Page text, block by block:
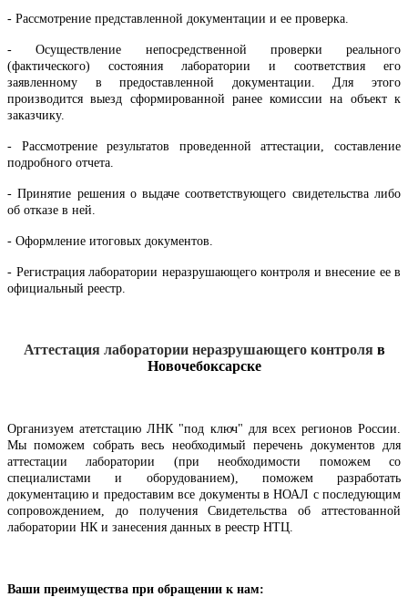
- Рассмотрение представленной документации и ее проверка.
- Осуществление непосредственной проверки реального
(фактического) состояния лаборатории и соответствия его
заявленному в предоставленной документации. Для этого
производится выезд сформированной ранее комиссии на объект к
заказчику.
- Рассмотрение результатов проведенной аттестации, составление
подробного отчета.
- Принятие решения о выдаче соответствующего свидетельства либо
об отказе в ней.
- Оформление итоговых документов.
- Регистрация лаборатории неразрушающего контроля и внесение ее в
официальный реестр.
Аттестация лаборатории неразрушающего контроля в
Новочебоксарске
Организуем атетстацию ЛНК "под ключ" для всех регионов России.
Мы поможем собрать весь необходимый перечень документов для
аттестации лаборатории (при необходимости поможем со
специалистами и оборудованием), поможем разработать
документацию и предоставим все документы в НОАЛ с последующим
сопровождением, до получения Свидетельства об аттестованной
лаборатории НК и занесения данных в реестр НТЦ.
Ваши преимущества при обращении к нам: